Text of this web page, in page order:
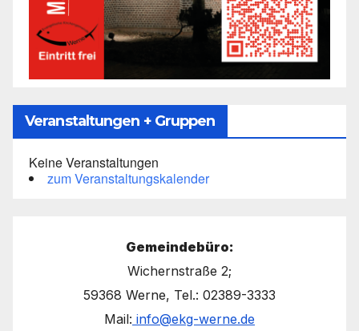
Veranstaltungen + Gruppen
Keine Veranstaltungen
zum Veranstaltungskalender
Gemeindebüro:
Wichernstraße 2;
59368 Werne, Tel.: 02389-3333
Mail: info@ekg-werne.de